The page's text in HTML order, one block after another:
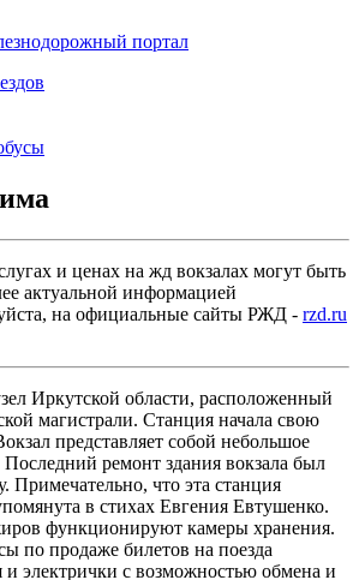
портал
и ценах на жд вокзалах могут быть
актуальной информацией
на официальные сайты РЖД - rzd.ru
Иркутской области, расположенный
магистрали. Станция начала свою
представляет собой небольшое
Последний ремонт здания вокзала был
Примечательно, что эта станция
в стихах Евгения Евтушенко.
функционируют камеры хранения.
по продаже билетов на поезда
и электрички с возможностью обмена и